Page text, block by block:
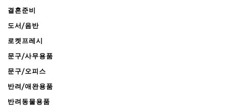
결혼준비
도서/음반
로켓프레시
문구/사무용품
문구/오피스
반려/애완용품
반려동물용품